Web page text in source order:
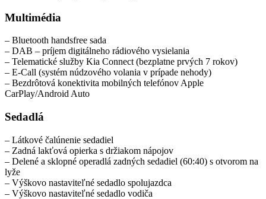
Multimédia
– Bluetooth handsfree sada
– DAB – príjem digitálneho rádiového vysielania
– Telematické služby Kia Connect (bezplatne prvých 7 rokov)
– E-Call (systém núdzového volania v prípade nehody)
– Bezdrôtová konektivita mobilných telefónov Apple
CarPlay/Android Auto
Sedadlá
– Látkové čalúnenie sedadiel
– Zadná lakťová opierka s držiakom nápojov
– Delené a sklopné operadlá zadných sedadiel (60:40) s otvorom na
lyže
– Výškovo nastaviteľné sedadlo spolujazdca
– Výškovo nastaviteľné sedadlo vodiča